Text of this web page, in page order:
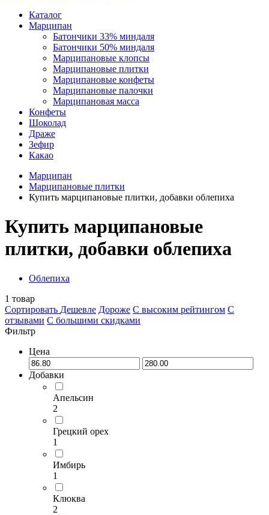
Каталог
Марципан
Батончики 33% миндаля
Батончики 50% миндаля
Марципановые клопсы
Марципановые плитки
Марципановые конфеты
Марципановые палочки
Марципановая масса
Конфеты
Шоколад
Драже
Зефир
Какао
Марципан
Марципановые плитки
Купить марципановые плитки, добавки облепиха
Купить марципановые
плитки, добавки облепиха
Облепиха
1 товар
Сортировать Дешевле Дороже С высоким рейтингом C
отзывами С большими скидками
Фильтр
Цена
Добавки
Апельсин
2
Грецкий орех
1
Имбирь
1
Клюква
2